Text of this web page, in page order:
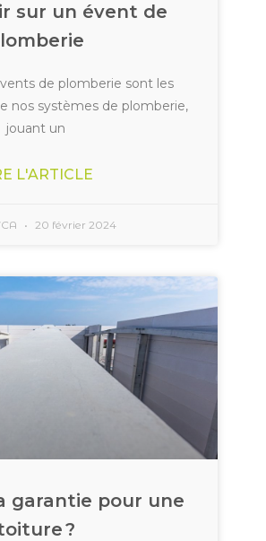
sur un évent de
de plomberie sont les
nos systèmes de plomberie,
jouant un
L'ARTICLE
20 février 2024
garantie pour une
?